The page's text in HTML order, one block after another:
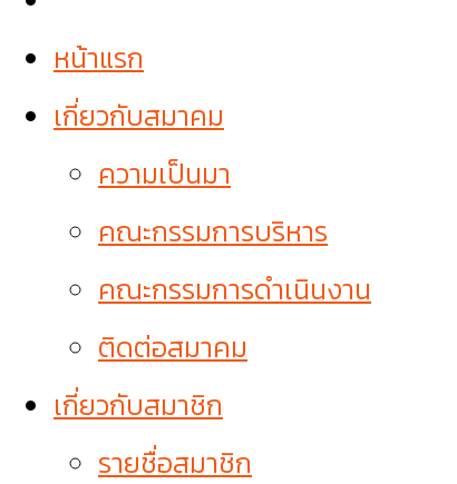
หน้าแรก
เกี่ยวกับสมาคม
ความเป็นมา
คณะกรรมการบริหาร
คณะกรรมการดำเนินงาน
ติดต่อสมาคม
เกี่ยวกับสมาชิก
รายชื่อสมาชิก